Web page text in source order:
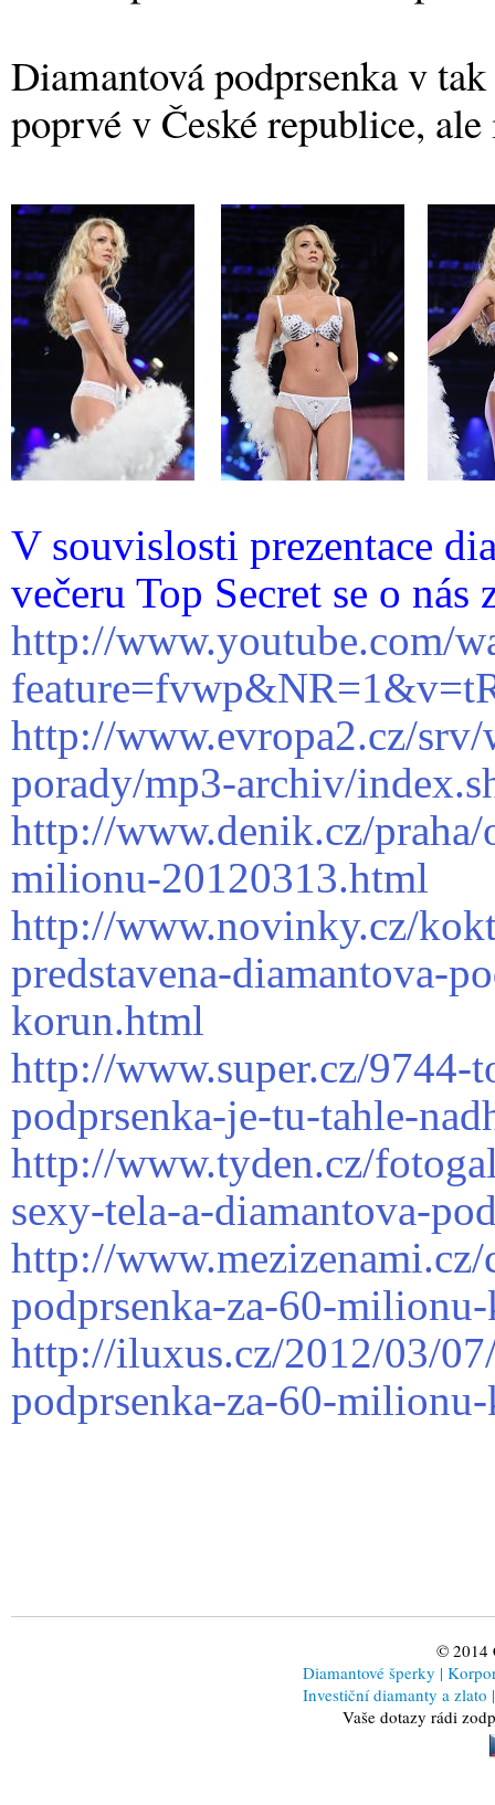
Diamantová podprsenka v
poprvé v České republice,
V souvislosti prezentace
večeru Top Secret se o
http://www.youtube.com/
http://www.evropa2.cz/
porady/mp3-archiv/
http://www.denik.cz/praha/
milionu-20120313.html
http://www.novinky.cz/
predstavena-diamantova-
korun.html
http://www.super.cz/9744-
podprsenka-je-tu-tahle-
http://www.tyden.cz/
sexy-tela-a-diamantova-
http://
podprsenka-za-60-
http://iluxus.cz/2012/03/
podprsenka-za-60-
© 2014
Diamantové šperky |
Investiční diamanty a zlato |
Vaše dotazy rádi